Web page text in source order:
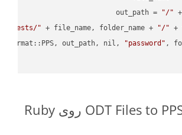
"/"
" + file_name, folder_name +
"/"
"password"
تبدیل ساده ODT Files to PPS روی Ruby